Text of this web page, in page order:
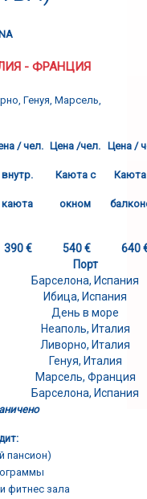
- ФРАНЦИЯ
Генуя, Марсель,
/ чел.
внутр.
каюта
Цена /чел.
Каюта с
окном
Цена /
Каюта
390€ 540 € 640
Порт
Барселона, Испания
Ибица, Испания
День в море
Неаполь, Италия
Ливорно, Италия
Генуя, Италия
Марсель, Франция
Барселона, Испания
пансион)
фитнес зала